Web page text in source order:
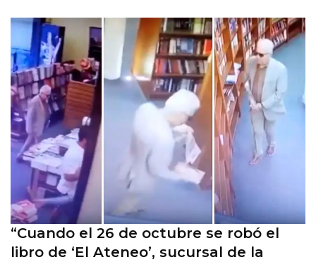
“Cuando el 26 de octubre se robó el
libro de ‘El Ateneo’, sucursal de la